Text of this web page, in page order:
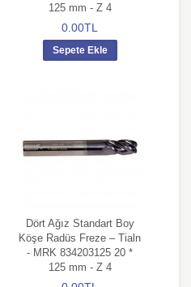
125 mm - Z 4
0.00TL
Sepete Ekle
Dört Ağız Standart Boy
Köşe Radüs Freze – Tialn
- MRK 834203125 20 *
125 mm - Z 4